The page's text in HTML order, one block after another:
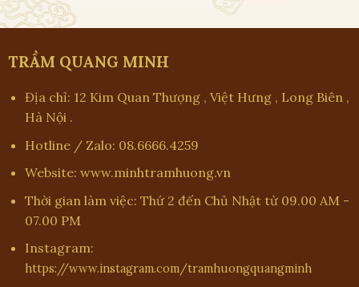
TRẦM QUANG MINH
Địa chỉ: 12 Kim Quan Thượng , Việt Hưng , Long Biên ,
Hà Nội .
Hotline / Zalo: 08.6666.4259
Website: www.minhtramhuong.vn
Thời gian làm việc: Thứ 2 đến Chủ Nhật từ 09.00 AM -
07.00 PM
Instagram:
https://www.instagram.com/tramhuongquangminh